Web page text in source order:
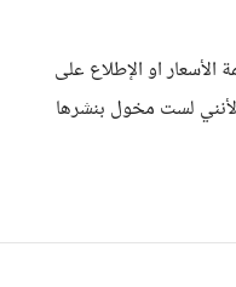
او الإطلاع على
لست مخول بنشرها